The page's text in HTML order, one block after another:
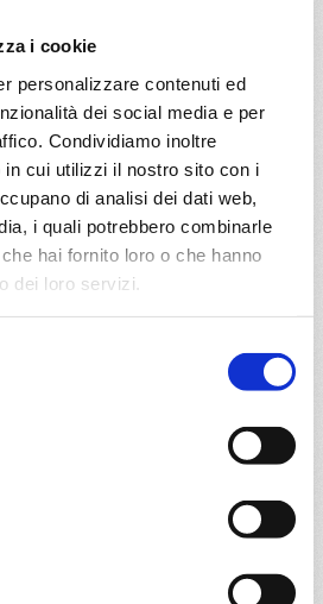
i cookie
personalizzare contenuti ed
dei social media e per
Condividiamo inoltre
in cui utilizzi il nostro sito con i
di analisi dei dati web,
i quali potrebbero combinarle
hai fornito loro o che hanno
dei loro servizi.
€ 1.039
DETTAGLI
giorni
daGenova conMSC Sinfonia
Lisbona, Alicante, Mahon,